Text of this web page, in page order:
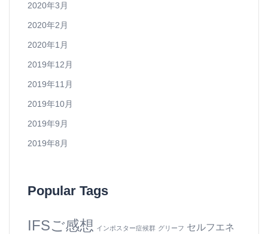
2020年3月
2020年2月
2020年1月
2019年12月
2019年11月
2019年10月
2019年9月
2019年8月
Popular Tags
IFSご感想 インポスター症候群 グリーフ セルフエネ